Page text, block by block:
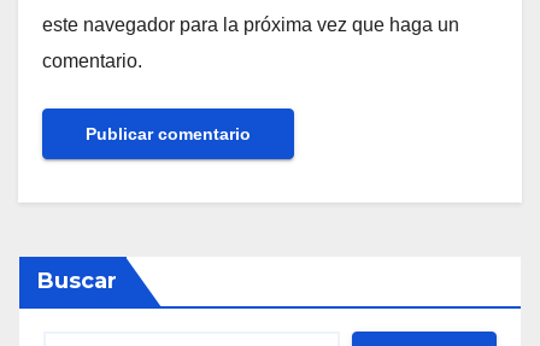
este navegador para la próxima vez que haga un
comentario.
Buscar